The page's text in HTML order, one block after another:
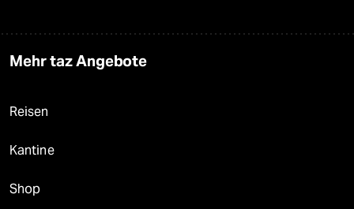
Mehr taz Angebote
Reisen
Kantine
Shop